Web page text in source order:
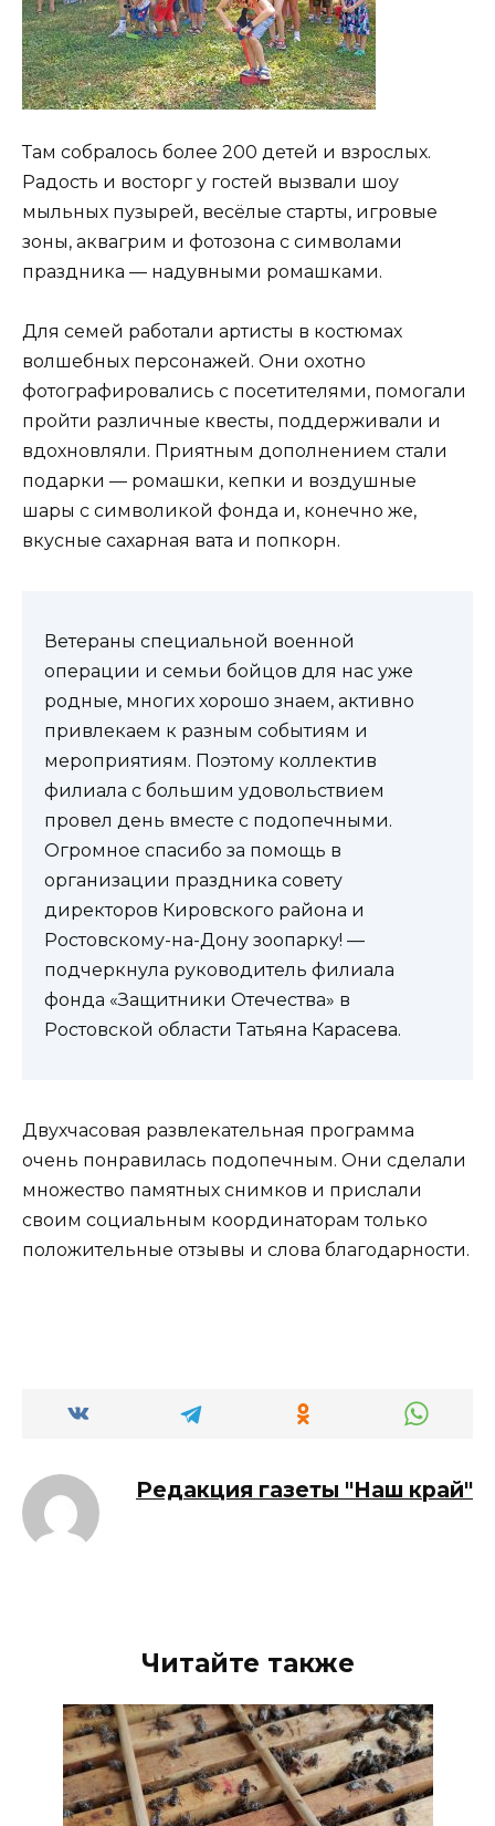
Там собралось более 200 детей и взрослых.
Радость и восторг у гостей вызвали шоу
мыльных пузырей, весёлые старты, игровые
зоны, аквагрим и фотозона с символами
праздника — надувными ромашками.
Для семей работали артисты в костюмах
волшебных персонажей. Они охотно
фотографировались с посетителями, помогали
пройти различные квесты, поддерживали и
вдохновляли. Приятным дополнением стали
подарки — ромашки, кепки и воздушные
шары с символикой фонда и, конечно же,
вкусные сахарная вата и попкорн.
Ветераны специальной военной
операции и семьи бойцов для нас уже
родные, многих хорошо знаем, активно
привлекаем к разным событиям и
мероприятиям. Поэтому коллектив
филиала с большим удовольствием
провел день вместе с подопечными.
Огромное спасибо за помощь в
организации праздника совету
директоров Кировского района и
Ростовскому-на-Дону зоопарку! —
подчеркнула руководитель филиала
фонда «Защитники Отечества» в
Ростовской области Татьяна Карасева.
Двухчасовая развлекательная программа
очень понравилась подопечным. Они сделали
множество памятных снимков и прислали
своим социальным координаторам только
положительные отзывы и слова благодарности.
Редакция газеты "Наш край"
Читайте также